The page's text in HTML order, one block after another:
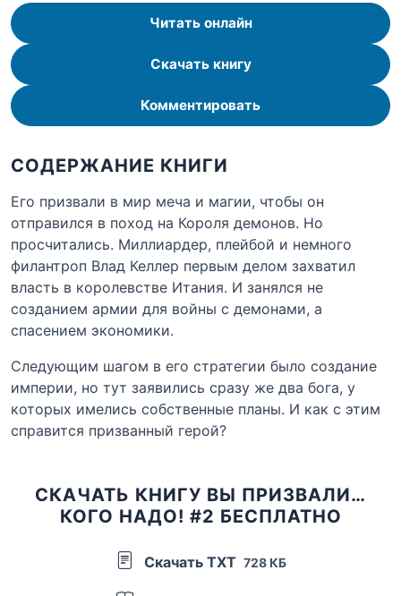
Читать онлайн
Скачать книгу
Комментировать
СОДЕРЖАНИЕ КНИГИ
Его призвали в мир меча и магии, чтобы он
отправился в поход на Короля демонов. Но
просчитались. Миллиардер, плейбой и немного
филантроп Влад Келлер первым делом захватил
власть в королевстве Итания. И занялся не
созданием армии для войны с демонами, а
спасением экономики.
Следующим шагом в его стратегии было создание
империи, но тут заявились сразу же два бога, у
которых имелись собственные планы. И как с этим
справится призванный герой?
СКАЧАТЬ КНИГУ ВЫ ПРИЗВАЛИ…
КОГО НАДО! #2 БЕСПЛАТНО
Скачать TXT 728 КБ